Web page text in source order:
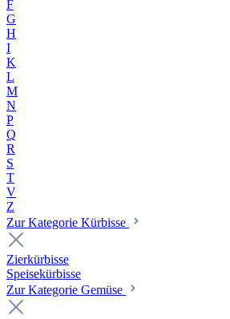
F
G
H
I
K
L
M
N
P
Q
R
S
T
V
Z
Zur Kategorie Kürbisse
Zierkürbisse
Speisekürbisse
Zur Kategorie Gemüse